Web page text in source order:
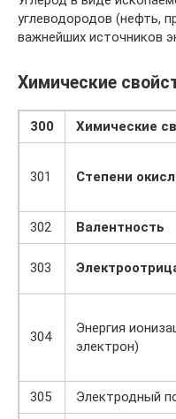
углеводородов (нефть,
важнейших источников
Химические
300 Химические
301 Степени
302
Валентность
303
304
Энергия
электрон)
305
Электродный